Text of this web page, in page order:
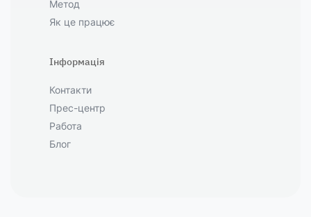
Метод
Як це працює
Інформація
Контакти
Прес-центр
Работа
Блог